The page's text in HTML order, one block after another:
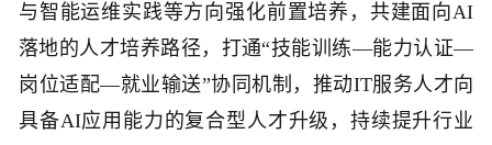
与智能运维实践等方向强化前置培养，共建面向AI
落地的人才培养路径，打通“技能训练—能力认证—
岗位适配—就业输送”协同机制，推动IT服务人才向
具备AI应用能力的复合型人才升级，持续提升行业